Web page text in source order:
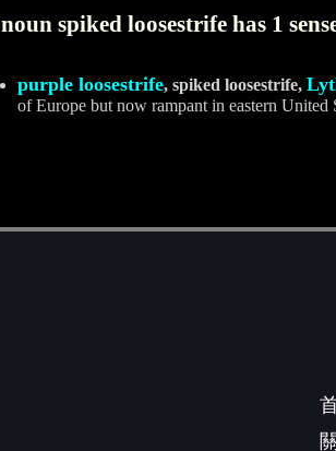
spiked loosestrife has 1
purple loosestrife, spiked loosestrife,
of Europe but now rampant in eastern United